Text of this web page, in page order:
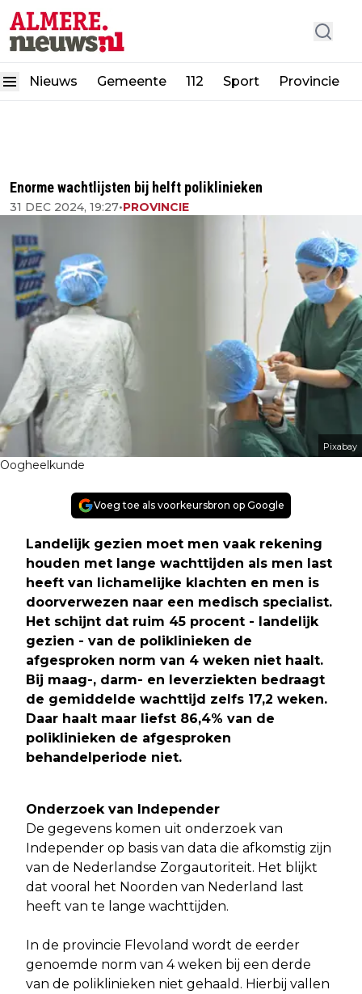
Nieuws Gemeente 112 Sport Provincie
Enorme wachtlijsten bij helft poliklinieken
31 DEC 2024, 19:27•PROVINCIE
Pixabay
Oogheelkunde
Voeg toe als voorkeursbron op Google
Landelijk gezien moet men vaak rekening
houden met lange wachttijden als men last
heeft van lichamelijke klachten en men is
doorverwezen naar een medisch specialist.
Het schijnt dat ruim 45 procent - landelijk
gezien - van de poliklinieken de
afgesproken norm van 4 weken niet haalt.
Bij maag-, darm- en leverziekten bedraagt
de gemiddelde wachttijd zelfs 17,2 weken.
Daar haalt maar liefst 86,4% van de
poliklinieken de afgesproken
behandelperiode niet.
Onderzoek van Independer
De gegevens komen uit onderzoek van
Independer op basis van data die afkomstig zijn
van de Nederlandse Zorgautoriteit. Het blijkt
dat vooral het Noorden van Nederland last
heeft van te lange wachttijden.
In de provincie Flevoland wordt de eerder
genoemde norm van 4 weken bij een derde
van de poliklinieken niet gehaald. Hierbij vallen